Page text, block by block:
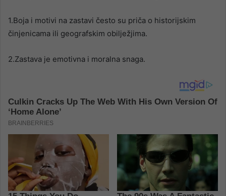
1.Boja i motivi na zastavi često su priča o historijskim
činjenicama ili geografskim obilježjima.
2.Zastava je emotivna i moralna snaga.